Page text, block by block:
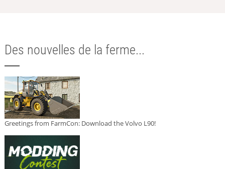
Des nouvelles de la ferme...
Greetings from FarmCon: Download the Volvo L90!